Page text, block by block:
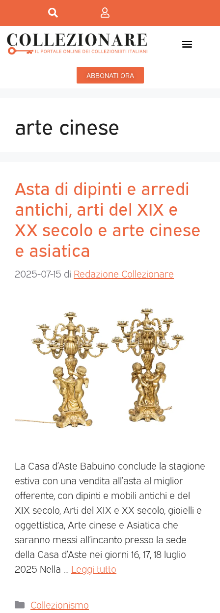
ABBONATI ORA
arte cinese
Asta di dipinti e arredi
antichi, arti del XIX e
XX secolo e arte cinese
e asiatica
2025-07-15 di Redazione Collezionare
La Casa d’Aste Babuino conclude la stagione
estiva con una vendita all’asta al miglior
offerente, con dipinti e mobili antichi e del
XIX secolo, Arti del XIX e XX secolo, gioielli e
oggettistica, Arte cinese e Asiatica che
saranno messi all’incanto presso la sede
della Casa d’Aste nei giorni 16, 17, 18 luglio
2025 Nella … Leggi tutto
Collezionismo